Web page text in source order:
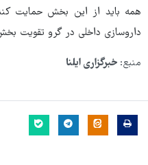
همه باید از این بخش حمایت
داروسازی داخلی در گرو تقویت
منبع: خبرگزاری ایلنا